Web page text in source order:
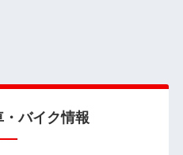
バイク情報